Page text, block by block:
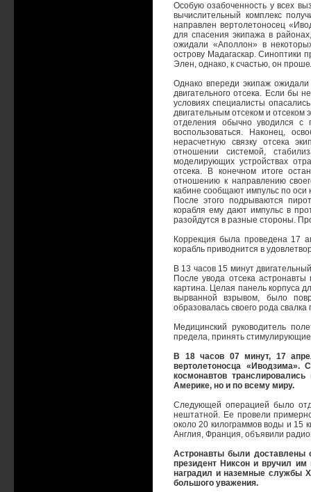
Особую озабоченность у всех
вычислительный комплекс
направлен вертолетоносец
для спасения экипажа в
ожидали «Аполлон» в
острову Мадагаскар. Синоптики
Элен, однако, к счастью, он
Однако впереди экипаж
двигательного отсека. Если бы
условиях специалисты
двигательным отсеком и отсеком
отделения обычно уводился с
воспользоваться. Наконец,
нерасчетную связку отсека
отношении системой,
моделирующих устройствах
отсека. В конечном итоге
отношению к направлению
кабине сообщают импульс по оси
После этого подрываются
корабля ему дают импульс в
разойдутся в разные стороны.
Коррекция была проведена 17
корабль приводнится в
В 13 часов 15 минут
После увода отсека
картина. Целая панель корпуса
вырванной взрывом, было
образовалась своего рода
Медицинский руководитель
предела, принять стимулирующие
В 18 часов 07 минут, 17
вертолетоносца
космонавтов
Америке, но и по всему миру.
Следующей операцией было
нештатной. Ее провели
около 20 килограммов воды и 15
Англия, Франция, объявили
Астронавты были доставлены
президент Никсон и вручил
наградил и наземные службы
большого уважения.